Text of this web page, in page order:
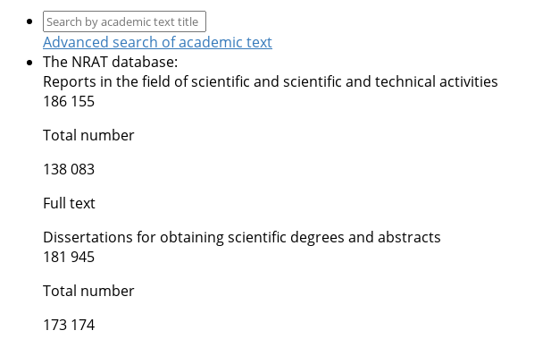
Advanced search of academic text
The NRAT database:
Reports in the field of scientific and scientific and technical activities
186 155
Total number
138 083
Full text
Dissertations for obtaining scientific degrees and abstracts
181 945
Total number
173 174